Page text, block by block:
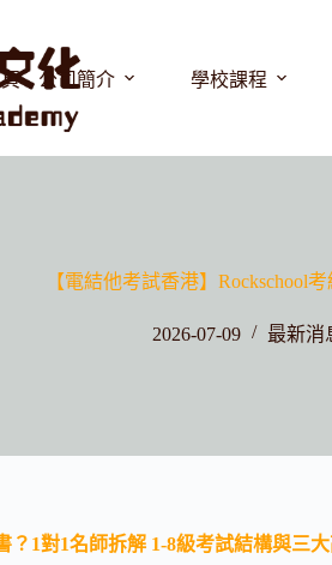
公司簡介 學校課程
【電結他考試香港】Rockschool
2026-07-09 最新消
？1對1名師拆解 1-8級考試結構與三